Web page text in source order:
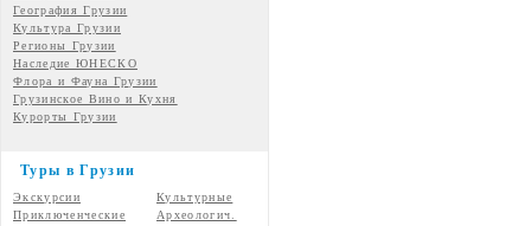
География Грузии
Культура Грузии
Регионы Грузии
Наследие ЮНЕСКО
Флора и Фауна Грузии
Грузинское Вино и Кухня
Курорты Грузии
Туры в Грузии
Экскурсии
Культурные
Приключенческие
Археологич.